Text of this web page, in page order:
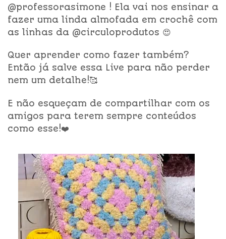
@professorasimone ! Ela vai nos ensinar a
fazer uma linda almofada em crochê com
as linhas da @circuloprodutos 😍
Quer aprender como fazer também?
Então já salve essa Live para não perder
nem um detalhe!🥰
E não esqueçam de compartilhar com os
amigos para terem sempre conteúdos
como esse!❤️